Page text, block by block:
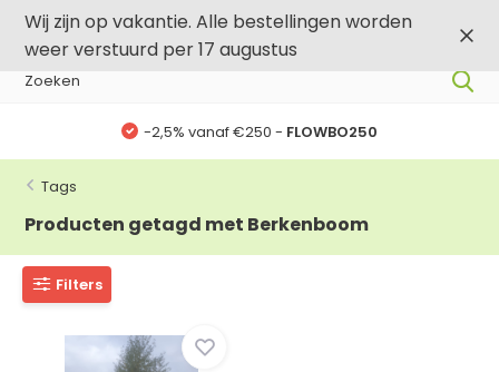
Wij zijn op vakantie. Alle bestellingen worden
weer verstuurd per 17 augustus
-2,5% vanaf €250 - FLOWBO250
Tags
Producten getagd met Berkenboom
Filters